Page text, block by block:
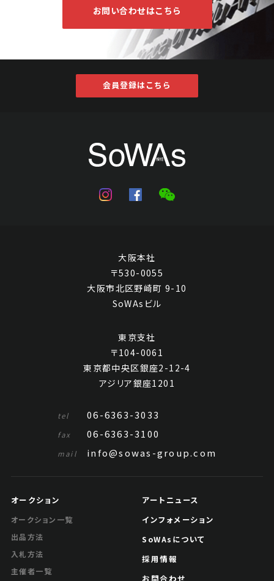
お問い合わせはこちら
会員登録はこちら
大阪本社
〒530-0055
大阪市北区野崎町 9-10
SoWAsビル
東京支社
〒104-0061
東京都中央区銀座2-12-4
アジリア銀座1201
tel 06-6363-3033
fax 06-6363-3100
mail info@sowas-group.com
オークション
オークション一覧
出品方法
入札方法
主催者一覧
アートニュース
インフォメーション
SoWAsについて
採用情報
お問合わせ